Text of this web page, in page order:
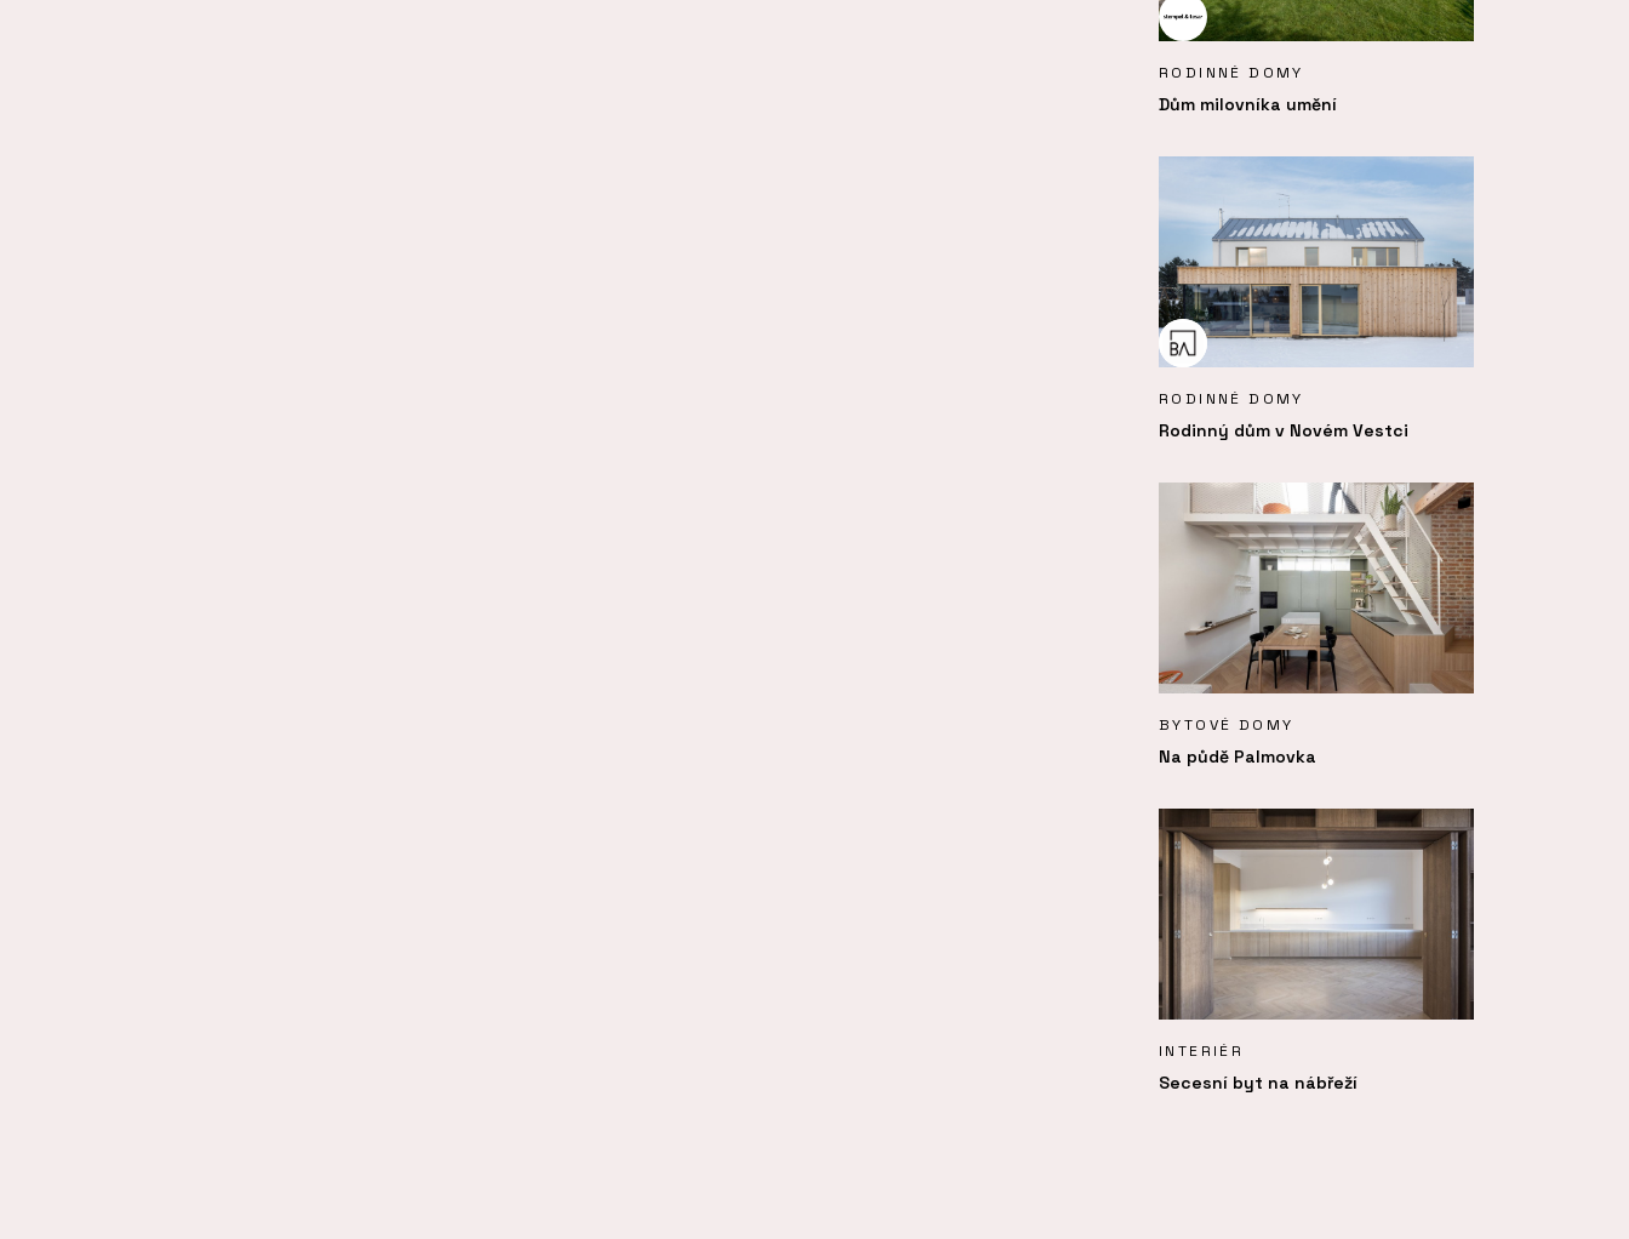
RODINNÉ DOMY
Dům milovníka umění
RODINNÉ DOMY
Rodinný dům v Novém Vestci
BYTOVÉ DOMY
Na půdě Palmovka
INTERIÉR
Secesní byt na nábřeží